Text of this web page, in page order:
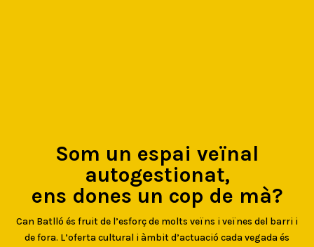
Som un espai veïnal
autogestionat,
ens dones un cop de mà?
Can Batlló és fruit de l’esforç de molts veïns i veïnes del barri i
de fora. L’oferta cultural i àmbit d’actuació cada vegada és